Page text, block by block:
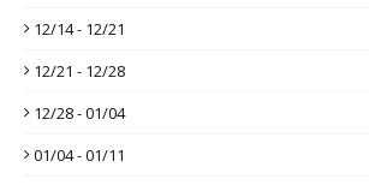
12/14 - 12/21
12/21 - 12/28
12/28 - 01/04
01/04 - 01/11